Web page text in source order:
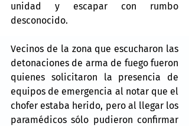
unidad y escapar con rumbo
desconocido.
Vecinos de la zona que escucharon las
detonaciones de arma de fuego fueron
quienes solicitaron la presencia de
equipos de emergencia al notar que el
chofer estaba herido, pero al llegar los
paramédicos sólo pudieron confirmar